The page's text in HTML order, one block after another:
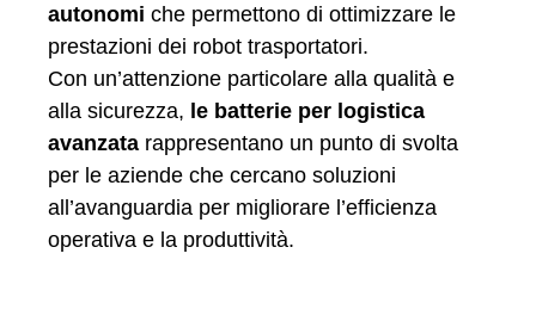
autonomi che permettono di ottimizzare le
prestazioni dei robot trasportatori.
Con un’attenzione particolare alla qualità e
alla sicurezza, le batterie per logistica
avanzata rappresentano un punto di svolta
per le aziende che cercano soluzioni
all’avanguardia per migliorare l’efficienza
operativa e la produttività.